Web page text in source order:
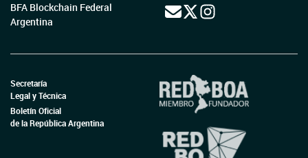
BFA Blockchain Federal
Argentina
Secretaría
Legal y Técnica
Boletín Oficial
de la República Argentina